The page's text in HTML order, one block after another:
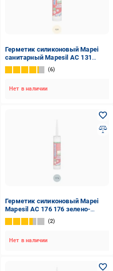
Герметик силиконовый Mapei
санитарный Mapesil AC 131
ваниль 310 мл
6
Нет в наличии
Герметик силиконовый Mapei
Mapesil AC 176 176 зелено-
серый 310 мл
2
Нет в наличии